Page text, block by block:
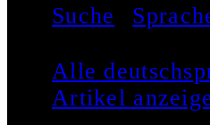
Suche
Alle
Artikel